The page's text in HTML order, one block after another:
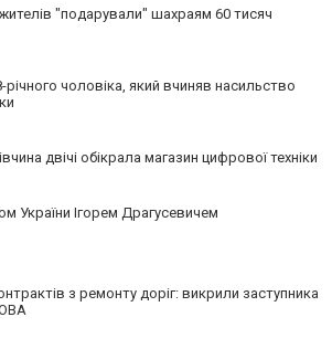
"подарували" шахраям 60 тисяч
річного чоловіка, який вчиняв насильство
двічі обікрала магазин цифрової техніки
України Ігорем Драгусевичем
з ремонту доріг: викрили заступника